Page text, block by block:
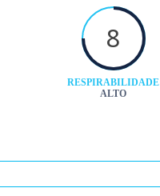
8
RESPIRABILIDADE
ALTO